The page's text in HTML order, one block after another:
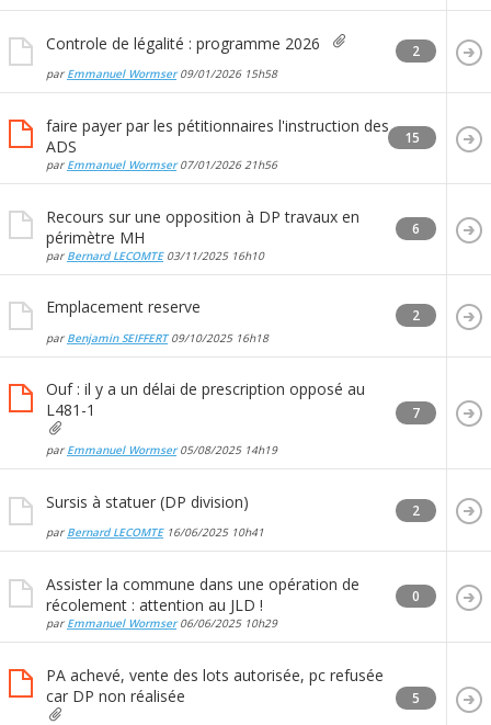
Controle de légalité : programme 2026
par Emmanuel Wormser09/01/2026 15h58
2
faire payer par les pétitionnaires l'instruction des
ADS
par Emmanuel Wormser07/01/2026 21h56
15
Recours sur une opposition à DP travaux en
périmètre MH
par Bernard LECOMTE03/11/2025 16h10
6
Emplacement reserve
par Benjamin SEIFFERT09/10/2025 16h18
2
Ouf : il y a un délai de prescription opposé au
L481-1
par Emmanuel Wormser05/08/2025 14h19
7
Sursis à statuer (DP division)
par Bernard LECOMTE16/06/2025 10h41
2
Assister la commune dans une opération de
récolement : attention au JLD !
par Emmanuel Wormser06/06/2025 10h29
0
PA achevé, vente des lots autorisée, pc refusée
car DP non réalisée
5